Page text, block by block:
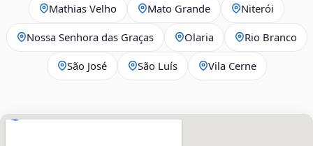
Mathias Velho Mato Grande Niterói
Nossa Senhora das Graças Olaria Rio Branco
São José São Luís Vila Cerne